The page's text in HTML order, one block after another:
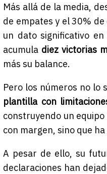
Más allá de la media,
de empates y el 30%
un dato significativo
acumula diez victorias
más su balance.
Pero los números no lo
plantilla con
construyendo un
con margen, sino que
A pesar de ello, su
declaraciones han